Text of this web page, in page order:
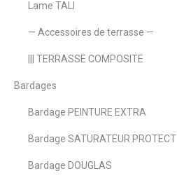
Lame TALI
— Accessoires de terrasse —
||| TERRASSE COMPOSITE
Bardages
Bardage PEINTURE EXTRA
Bardage SATURATEUR PROTECT
Bardage DOUGLAS